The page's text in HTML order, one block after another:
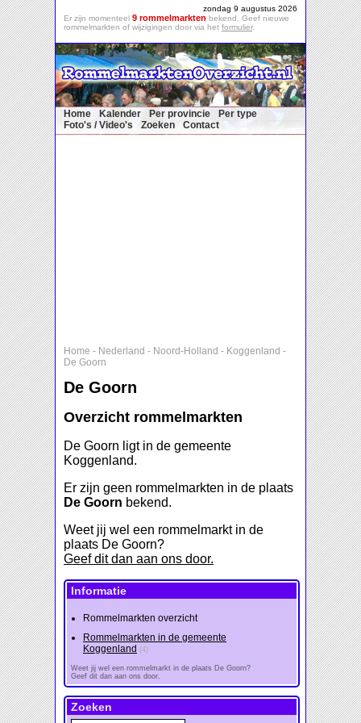
zondag 9 augustus 2026
Er zijn momenteel 9 rommelmarkten bekend. Geef nieuwe
rommelmarkten of wijzigingen door via het formulier.
Home Kalender Per provincie
Per type
Foto's / Video's
Zoeken Contact
Home - Nederland - Noord-Holland - Koggenland -
De Goorn
De Goorn
Overzicht rommelmarkten
De Goorn ligt in de gemeente
Koggenland.
Er zijn geen rommelmarkten in de plaats
De Goorn bekend.
Weet jij wel een rommelmarkt in de
plaats De Goorn?
Geef dit dan aan ons door.
Informatie
Rommelmarkten overzicht
Rommelmarkten in de gemeente
Koggenland (4)
Weet jij wel een rommelmarkt in de plaats De Goorn?
Geef dit dan aan ons door.
Zoeken